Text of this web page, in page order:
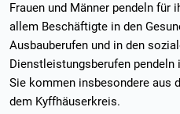
Frauen und Männer pendeln für
allem Beschäftigte in den
Ausbauberufen und in den
Dienstleistungsberufen pendeln
Sie kommen insbesondere aus
dem Kyffhäuserkreis.